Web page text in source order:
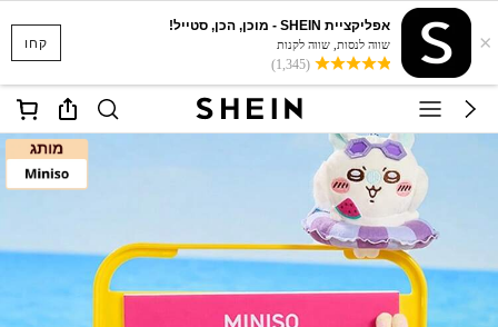
קחו ×
אפליקציית SHEIN - מוכן, הכן, סטייל!
שווה לנסות, שווה לקנות
(1,345)